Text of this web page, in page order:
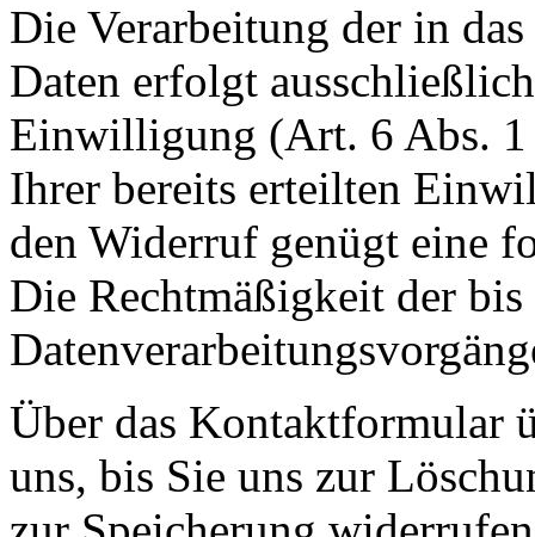
Die Verarbeitung der in
Daten erfolgt
Einwilligung (Art. 6 Abs.
Ihrer bereits erteilten
den Widerruf genügt eine
Die Rechtmäßigkeit der
Über das Kontaktformular
uns, bis Sie uns zur